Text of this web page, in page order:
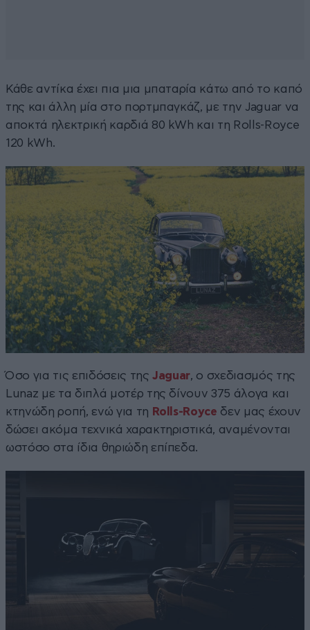
Κάθε αντίκα έχει πια μια μπαταρία κάτω από το καπό
της και άλλη μία στο πορτμπαγκάζ, με την Jaguar να
αποκτά ηλεκτρική καρδιά 80 kWh και τη Rolls-Royce
120 kWh.
Όσο για τις επιδόσεις τηςJaguar, ο σχεδιασμός της
Lunaz με τα διπλά μοτέρ της δίνουν 375 άλογα και
κτηνώδη ροπή, ενώ για τη Rolls-Royce δεν μας έχουν
δώσει ακόμα τεχνικά χαρακτηριστικά, αναμένονται
ωστόσο στα ίδια θηριώδη επίπεδα.